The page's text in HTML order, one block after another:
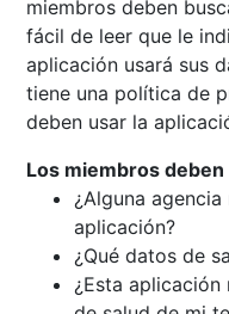
miembros deben
fácil de leer que le
aplicación usará sus
tiene una política de
deben usar la
Los miembros
¿Alguna
aplicación?
¿Qué datos de
¿Esta